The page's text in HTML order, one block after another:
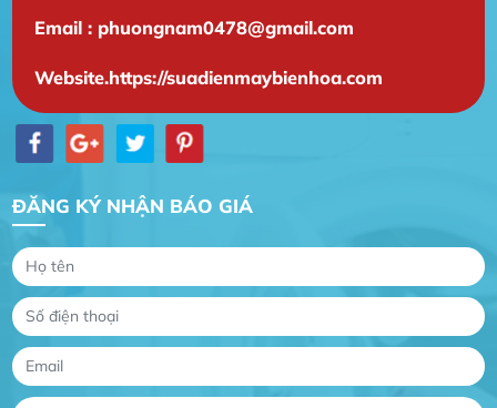
Email : phuongnam0478@gmail.com
Website.https://suadienmaybienhoa.com
ĐĂNG KÝ NHẬN BÁO GIÁ
Gia Đình lắp máy nóng lạnh
website
Dự án nhà phố đẹp lên nhờ đội thợ điện từ dịch
Tôi hài lòng quấn motor đẹp và đúng ý